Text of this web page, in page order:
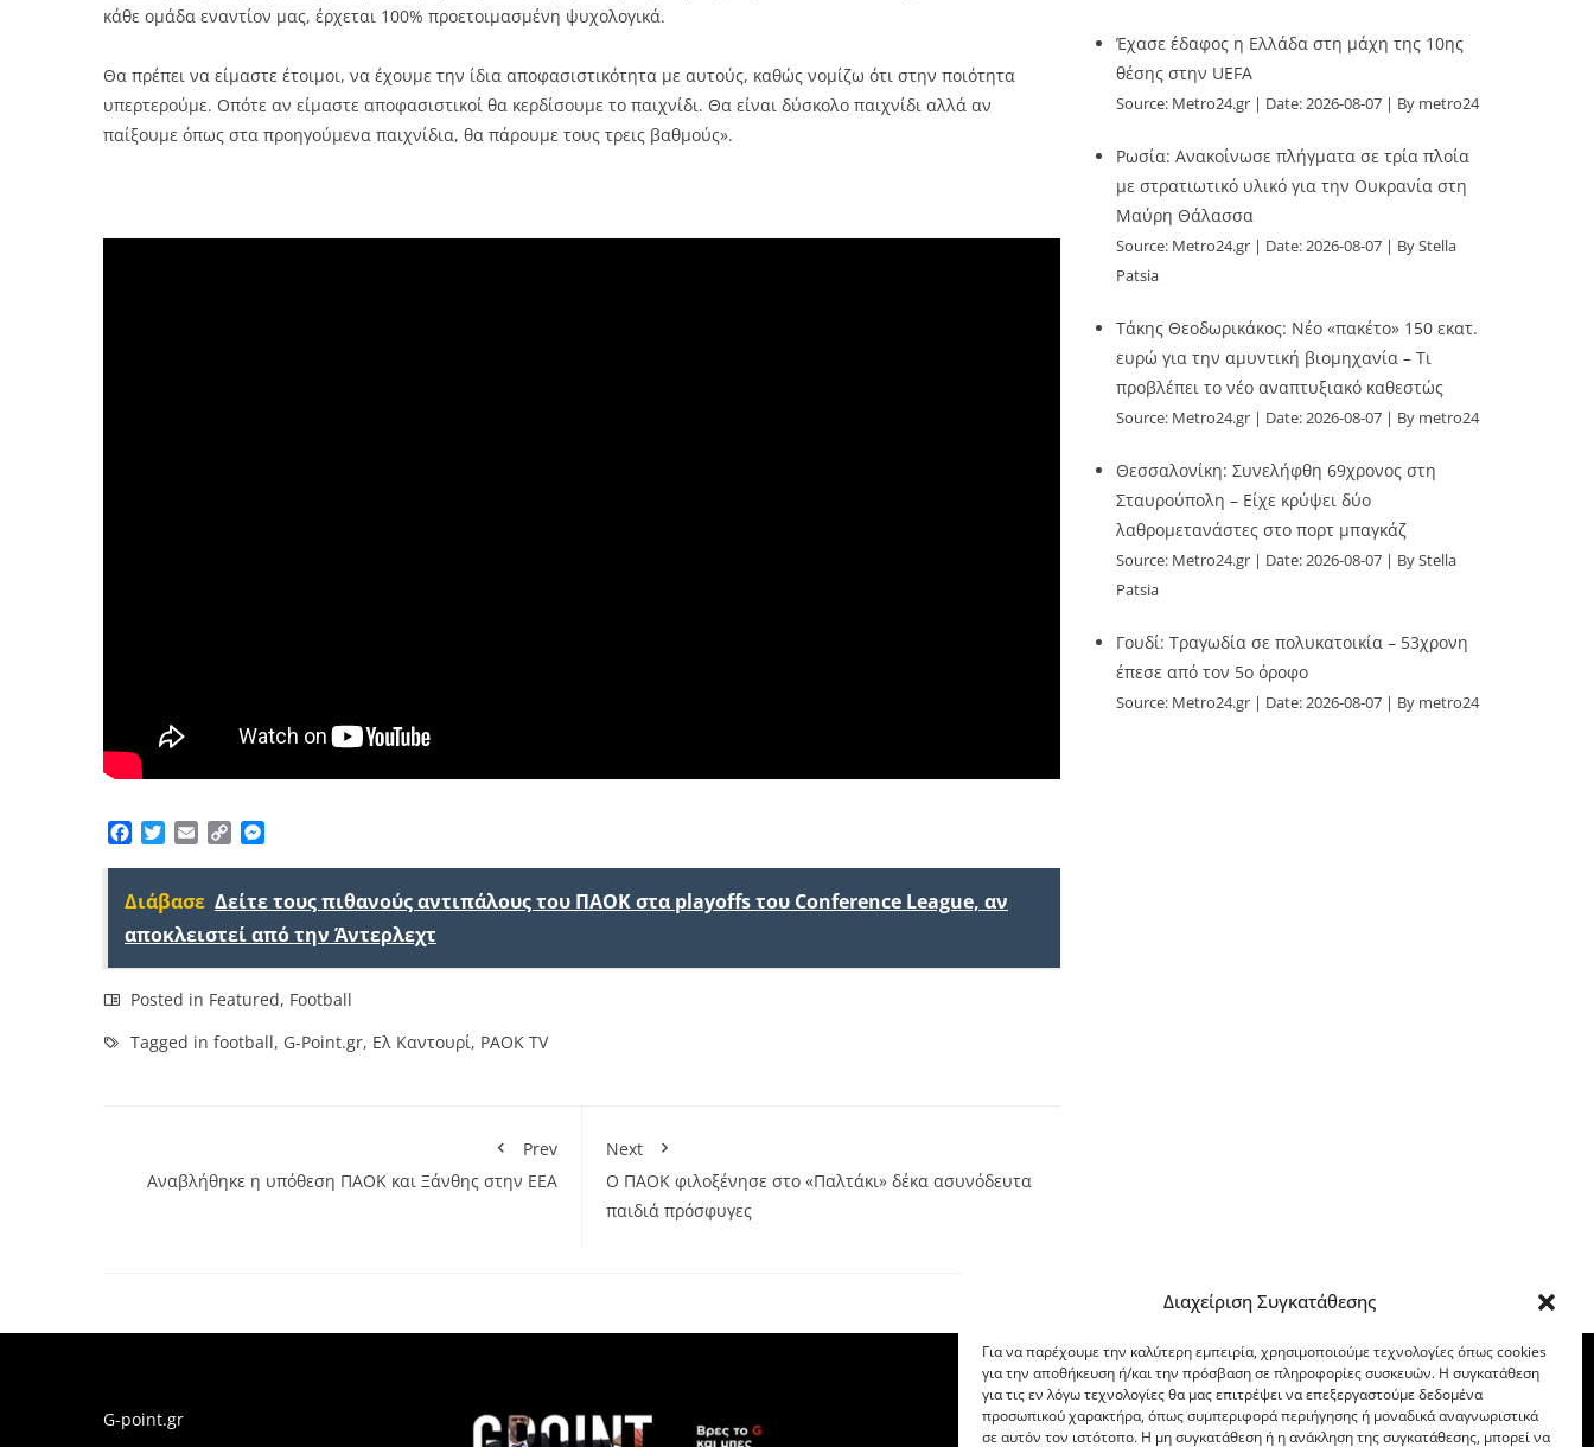
Διαχείριση Συγκατάθεσης
Για να παρέχουμε την καλύτερη εμπειρία, χρησιμοποιούμε τεχνολογίες όπως cookies
για την αποθήκευση ή/και την πρόσβαση σε πληροφορίες συσκευών. Η συγκατάθεση
για τις εν λόγω τεχνολογίες θα μας επιτρέψει να επεξεργαστούμε δεδομένα
προσωπικού χαρακτήρα, όπως συμπεριφορά περιήγησης ή μοναδικά αναγνωριστικά
σε αυτόν τον ιστότοπο. Η μη συγκατάθεση ή η ανάκληση της συγκατάθεσης, μπορεί να
κάθε ομάδα εναντίον μας, έρχεται 100% προετοιμασμένη ψυχολογικά.
Θα πρέπει να είμαστε έτοιμοι, να έχουμε την ίδια αποφασιστικότητα με αυτούς, καθώς νομίζω ότι στην ποιότητα
υπερτερούμε. Οπότε αν είμαστε αποφασιστικοί θα κερδίσουμε το παιχνίδι. Θα είναι δύσκολο παιχνίδι αλλά αν
παίξουμε όπως στα προηγούμενα παιχνίδια, θα πάρουμε τους τρεις βαθμούς».
Facebook
TwitterEmailCopy
Διάβασε Δείτε τους πιθανούς αντιπάλους του ΠΑΟΚ στα playoffs του Conference League, αν
αποκλειστεί από την Άντερλεχτ
Posted in Featured, Football
Tagged in football, G-Point.gr, Ελ Καντουρί, PAOK TV
Prev
Αναβλήθηκε η υπόθεση ΠΑΟΚ και Ξάνθης στην ΕΕΑ
Next
Ο ΠΑΟΚ φιλοξένησε στο «Παλτάκι» δέκα ασυνόδευτα
παιδιά πρόσφυγες
Έχασε έδαφος η Ελλάδα στη μάχη της 10ης
θέσης στην UEFA
Source: Metro24.gr Date: 2026-08-07 By metro24
Ρωσία: Ανακοίνωσε πλήγματα σε τρία πλοία
με στρατιωτικό υλικό για την Ουκρανία στη
Μαύρη Θάλασσα
Source: Metro24.gr Date: 2026-08-07
By Stella
Patsia
Τάκης Θεοδωρικάκος: Νέο «πακέτο» 150 εκατ.
ευρώ για την αμυντική βιομηχανία – Τι
προβλέπει το νέο αναπτυξιακό καθεστώς
Source: Metro24.gr Date: 2026-08-07 By metro24
Θεσσαλονίκη: Συνελήφθη 69χρονος στη
Σταυρούπολη – Είχε κρύψει δύο
λαθρομετανάστες στο πορτ μπαγκάζ
Source: Metro24.gr Date: 2026-08-07
By Stella
Patsia
Γουδί: Τραγωδία σε πολυκατοικία – 53χρονη
έπεσε από τον 5ο όροφο
Source: Metro24.gr Date: 2026-08-07 By metro24
G-point.gr